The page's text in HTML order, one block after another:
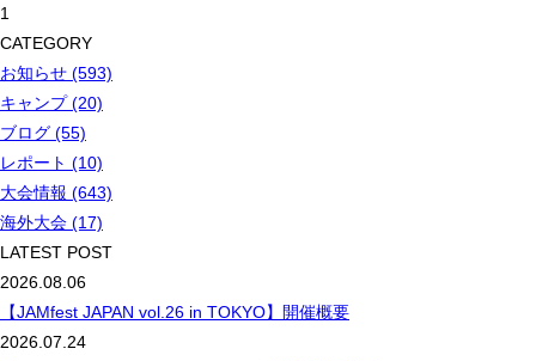
1
CATEGORY
お知らせ (593)
キャンプ (20)
ブログ (55)
レポート (10)
大会情報 (643)
海外大会 (17)
LATEST POST
2026.08.06
【JAMfest JAPAN vol.26 in TOKYO】開催概要
2026.07.24